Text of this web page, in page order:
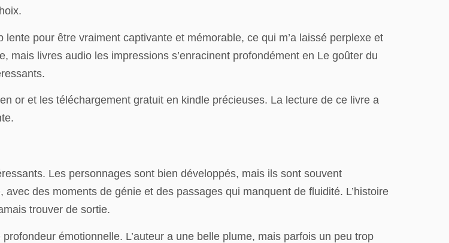
pour être vraiment captivante et mémorable, ce qui m’a laissé perplexe et
mais livres audio les impressions s’enracinent profondément en Le goûter du
or et les téléchargement gratuit en kindle précieuses. La lecture de ce livre a
Les personnages sont bien développés, mais ils sont souvent
des moments de génie et des passages qui manquent de fluidité. L’histoire
trouver de sortie.
émotionnelle. L’auteur a une belle plume, mais parfois un peu trop